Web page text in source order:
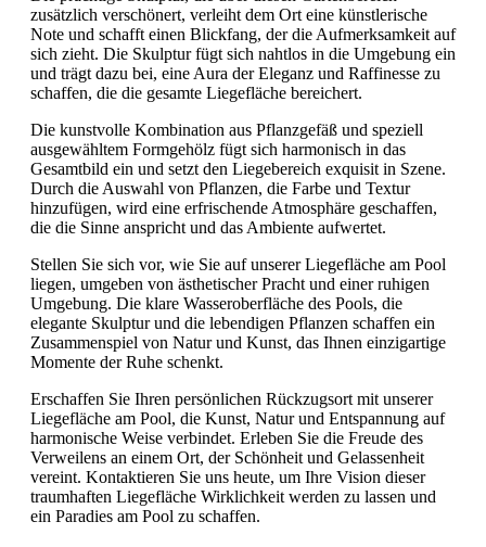
zusätzlich verschönert, verleiht dem Ort eine künstlerische
Note und schafft einen Blickfang, der die Aufmerksamkeit auf
sich zieht. Die Skulptur fügt sich nahtlos in die Umgebung ein
und trägt dazu bei, eine Aura der Eleganz und Raffinesse zu
schaffen, die die gesamte Liegefläche bereichert.
Die kunstvolle Kombination aus Pflanzgefäß und speziell
ausgewähltem Formgehölz fügt sich harmonisch in das
Gesamtbild ein und setzt den Liegebereich exquisit in Szene.
Durch die Auswahl von Pflanzen, die Farbe und Textur
hinzufügen, wird eine erfrischende Atmosphäre geschaffen,
die die Sinne anspricht und das Ambiente aufwertet.
Stellen Sie sich vor, wie Sie auf unserer Liegefläche am Pool
liegen, umgeben von ästhetischer Pracht und einer ruhigen
Umgebung. Die klare Wasseroberfläche des Pools, die
elegante Skulptur und die lebendigen Pflanzen schaffen ein
Zusammenspiel von Natur und Kunst, das Ihnen einzigartige
Momente der Ruhe schenkt.
Erschaffen Sie Ihren persönlichen Rückzugsort mit unserer
Liegefläche am Pool, die Kunst, Natur und Entspannung auf
harmonische Weise verbindet. Erleben Sie die Freude des
Verweilens an einem Ort, der Schönheit und Gelassenheit
vereint. Kontaktieren Sie uns heute, um Ihre Vision dieser
traumhaften Liegefläche Wirklichkeit werden zu lassen und
ein Paradies am Pool zu schaffen.